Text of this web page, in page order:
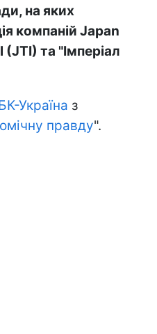
на яких
компаній Japan
та "Імперіал
Україна з
правду".